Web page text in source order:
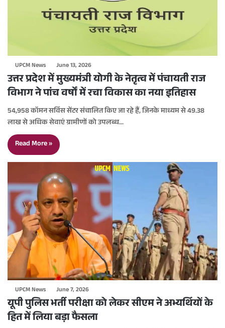
UPCM News June 13, 2026
उत्तर प्रदेश में मुख्यमंत्री योगी के नेतृत्व में पंचायती राज
विभाग ने पांच वर्षों में रचा विकास का नया इतिहास
54,958 कॉमन सर्विस सेंटर संचालित किए जा रहे हैं, जिनके माध्यम से 49.38
लाख से अधिक सेवाएं ग्रामीणों को उपलब्ध…
Read More »
UPCM News June 7, 2026
यूपी पुलिस भर्ती परीक्षा को लेकर सीएम ने अभ्यर्थियों के
हित में लिया बड़ा फैसला